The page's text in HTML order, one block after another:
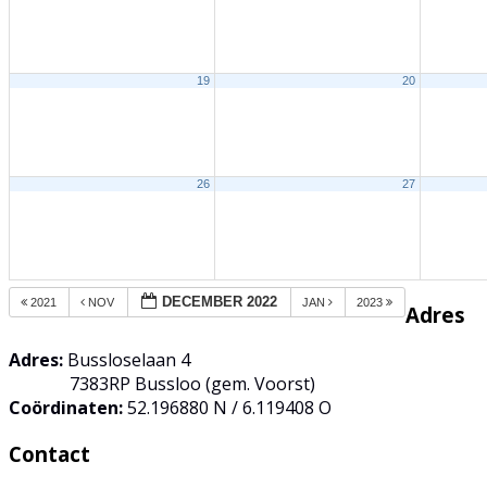
19 20
26 27
2021 NOV DECEMBER 2022 JAN 2023 Adres
Adres: Bussloselaan 4
7383RP Bussloo (gem. Voorst)
Coördinaten:52.196880 N / 6.119408 O
Contact